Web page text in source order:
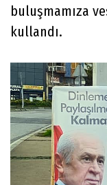
buluşmamıza
kullandı.